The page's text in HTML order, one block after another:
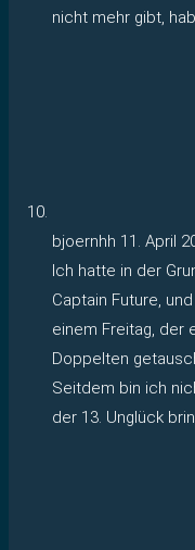
nicht mehr gibt,
bjoernhh 11. April
Ich hatte in der
Captain Future,
einem Freitag, der
Doppelten
Seitdem bin ich
der 13. Unglück